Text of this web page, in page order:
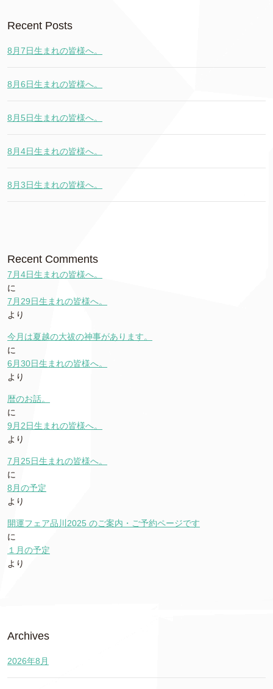
Recent Posts
8月7日生まれの皆様へ。
8月6日生まれの皆様へ。
8月5日生まれの皆様へ。
8月4日生まれの皆様へ。
8月3日生まれの皆様へ。
Recent Comments
7月4日生まれの皆様へ。
に
7月29日生まれの皆様へ。
より
今月は夏越の大祓の神事があります。
に
6月30日生まれの皆様へ。
より
暦のお話。
に
9月2日生まれの皆様へ。
より
7月25日生まれの皆様へ。
に
8月の予定
より
開運フェア品川2025 のご案内・ご予約ページです
に
１月の予定
より
Archives
2026年8月